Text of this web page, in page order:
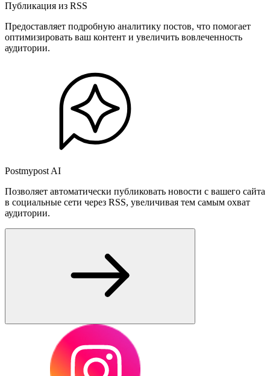
Публикация из RSS
Предоставляет подробную аналитику постов, что помогает
оптимизировать ваш контент и увеличить вовлеченность
аудитории.
Postmypost AI
Позволяет автоматически публиковать новости с вашего сайта
в социальные сети через RSS, увеличивая тем самым охват
аудитории.